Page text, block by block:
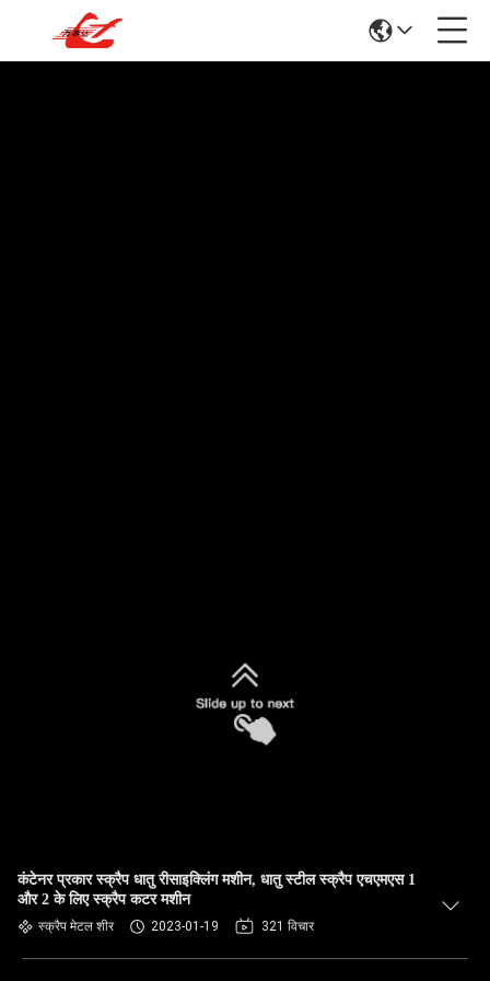
कंटेनर प्रकार स्क्रैप धातु रीसाइक्लिंग मशीन, धातु स्टील स्क्रैप एचएमएस 1
और 2 के लिए स्क्रैप कटर मशीन
स्क्रैप मेटल शीर 2023-01-19 321 विचार